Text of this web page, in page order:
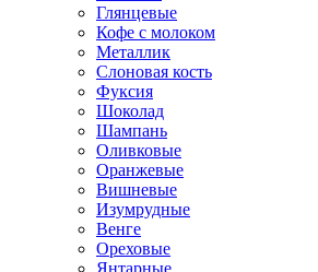
Глянцевые
Кофе с молоком
Металлик
Слоновая кость
Фуксия
Шоколад
Шампань
Оливковые
Оранжевые
Вишневые
Изумрудные
Венге
Ореховые
Янтарные